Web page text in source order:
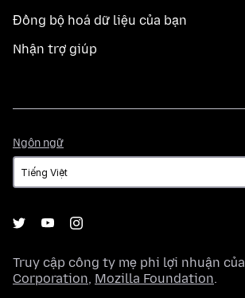
Đồng bộ hoá dữ liệu của bạn
Nhận trợ giúp
Ngôn ngữ
ngữ
Truy cập công ty mẹ phi lợi nhuận của
Corporation, Mozilla Foundation.